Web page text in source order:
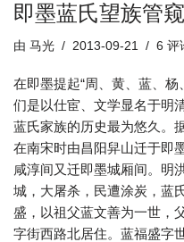
即墨蓝氏望族管窥
由 马光 2013-09-21 6 评
在即墨提起“周、黄、蓝、
们是以仕宦、文学显名于明
蓝氏家族的历史最为悠久。
在南宋时由昌阳舁山迁于即
咸淳间又迁即墨城厢间。明
城，大屠杀，民遭涂炭，蓝
盛，以祖父蓝文善为一世，
字街西路北居住。蓝福盛字